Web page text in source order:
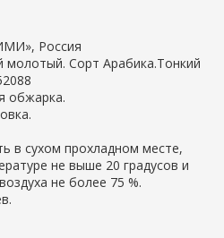
Россия
молотый. Сорт Арабика.Тонкий
обжарка.
в сухом прохладном месте,
не выше 20 градусов и
не более 75 %.